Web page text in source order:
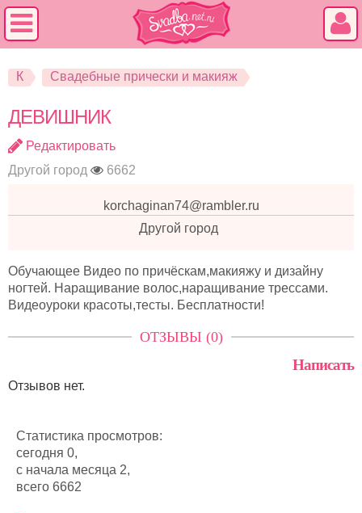
К Свадебные прически и макияж
ДЕВИШНИК
Редактировать
Другой город
6662
korchaginan74@rambler.ru
Другой город
Обучающее Видео по причёскам,макияжу и дизайну
ногтей. Наращивание волос,наращивание трессами.
Видеоуроки красоты,тесты. Бесплатности!
ОТЗЫВЫ (0)
Написать
Отзывов нет.
Статистика просмотров:
сегодня 0,
с начала месяца 2,
всего 6662